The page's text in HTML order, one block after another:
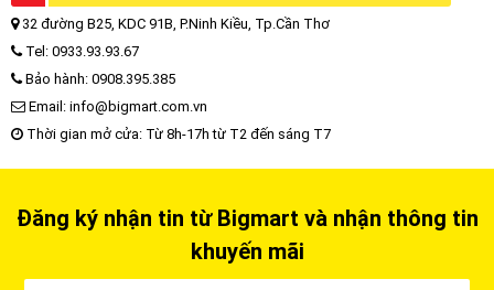
32 đường B25, KDC 91B, P.Ninh Kiều, Tp.Cần Thơ
Tel: 0933.93.93.67
Bảo hành: 0908.395.385
Email: info@bigmart.com.vn
Thời gian mở cửa: Từ 8h-17h từ T2 đến sáng T7
Đăng ký nhận tin từ Bigmart và nhận thông tin
khuyến mãi